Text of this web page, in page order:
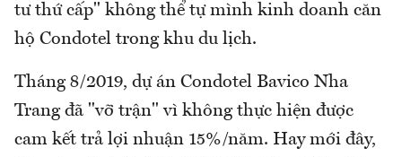
tư thứ cấp" không thể tự mình kinh doanh căn
hộ Condotel trong khu du lịch.
Tháng 8/2019, dự án Condotel Bavico Nha
Trang đã "vỡ trận" vì không thực hiện được
cam kết trả lợi nhuận 15%/năm. Hay mới đây,